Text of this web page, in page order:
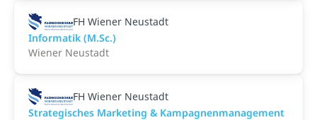
FH Wiener Neustadt
Informatik (M.Sc.)
Wiener Neustadt
FH Wiener Neustadt
Strategisches Marketing & Kampagnenmanagement